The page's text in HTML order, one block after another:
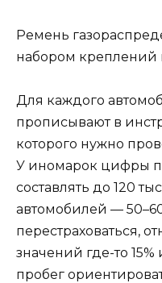
Ремень
набором креплений
Для каждого
прописывают в
которого нужно
У иномарок цифры
составлять до 120
автомобилей —
перестраховаться,
значений где-то
пробег